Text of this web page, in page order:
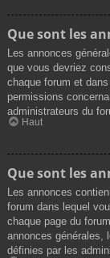
Que sont les
Les annonces
que vous devriez
chaque forum et
permissions
administrateurs du
Haut
Que sont les
Les annonces
forum dans lequel
chaque page du
annonces générales,
définies par les